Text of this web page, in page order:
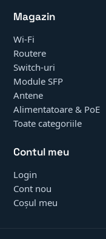
Magazin
Wi-Fi
Routere
Switch-uri
Module SFP
Antene
Alimentatoare & PoE
Toate categoriile
Contul meu
Login
Cont nou
Coșul meu